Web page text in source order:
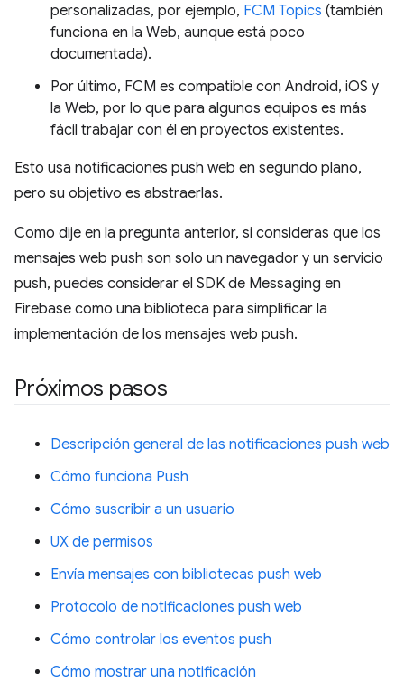
personalizadas, por ejemplo, FCM Topics (también
funciona en la Web, aunque está poco
documentada).
Por último, FCM es compatible con Android, iOS y
la Web, por lo que para algunos equipos es más
fácil trabajar con él en proyectos existentes.
Esto usa notificaciones push web en segundo plano,
pero su objetivo es abstraerlas.
Como dije en la pregunta anterior, si consideras que los
mensajes web push son solo un navegador y un servicio
push, puedes considerar el SDK de Messaging en
Firebase como una biblioteca para simplificar la
implementación de los mensajes web push.
Próximos pasos
Descripción general de las notificaciones push web
Cómo funciona Push
Cómo suscribir a un usuario
UX de permisos
Envía mensajes con bibliotecas push web
Protocolo de notificaciones push web
Cómo controlar los eventos push
Cómo mostrar una notificación